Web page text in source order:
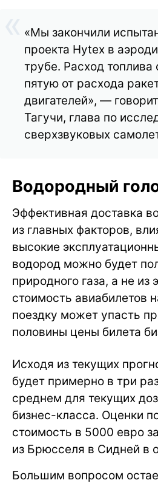
«Мы закончили
проекта Hytex в
трубе. Расход топлива
пятую от расхода
двигателей», —
Тагучи, глава по
сверхзвуковых
Водородный
Эффективная доставка
из главных факторов,
высокие
водород можно будет
природного газа, а не из
стоимость авиабилетов
поездку может упасть
половины цены билета
Исходя из текущих
будет примерно в три
среднем для текущих
бизнес-класса. Оценки
стоимость в 5000 евро
из Брюсселя в Сидней в
Большим вопросом